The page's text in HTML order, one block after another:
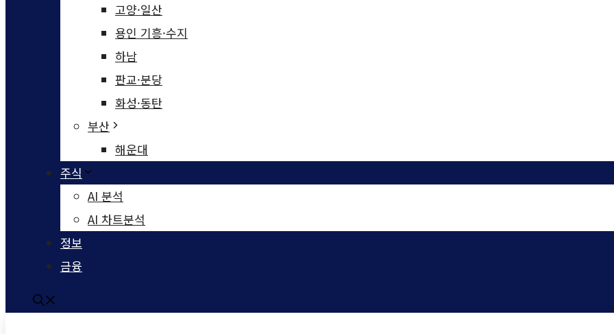
고양·일산
용인 기흥·수지
하남
판교·분당
화성·동탄
부산
해운대
주식
AI 분석
AI 차트분석
정보
금융